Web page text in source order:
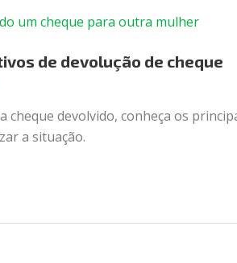
de devolução de cheque
cheque devolvido, conheça os
a situação.